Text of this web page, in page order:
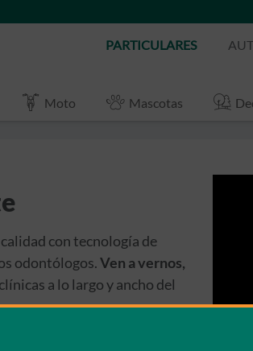
PARTICULARES
Moto Mascotas
con tecnología de
odontólogos.Ven a vernos,
a lo largo y ancho del